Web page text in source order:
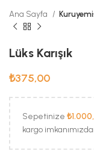
Ana Sayfa
Lüks Karışık
₺375,00
Sepetinize ₺
kargo